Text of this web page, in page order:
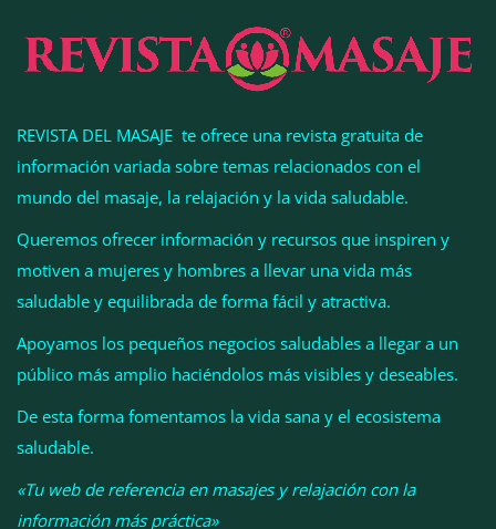
La luz roja, el nuevo aftersun, actúa en la
La medicina estética gira hacia la naturalidad:
cada vez más pacientes buscan verse mejor sin
cambiar sus rasgos, según la Clínica Mética
REVISTA DEL MASAJE te ofrece una revista gratuita de
información variada sobre temas relacionados con el
mundo del masaje, la relajación y la vida saludable.
Queremos ofrecer información y recursos que inspiren y
motiven a mujeres y hombres a llevar una vida más
saludable y equilibrada de forma fácil y atractiva.
Apoyamos los pequeños negocios saludables a llegar a un
público más amplio haciéndolos más visibles y deseables.
De esta forma fomentamos la vida sana y el ecosistema
saludable.
«Tu web de referencia en masajes y relajación con la
información más práctica»